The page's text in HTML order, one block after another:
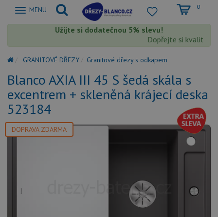
Zobrazit
MENU 0
Užijte si dodatečnou 5% slevu!
Dopřejte si kvalitu
GRANITOVÉ DŘEZY Granitové dřezy s odkapem
Blanco AXIA III 45 S šedá skála s
excentrem + skleněná krájecí deska
523184
DOPRAVA ZDARMA